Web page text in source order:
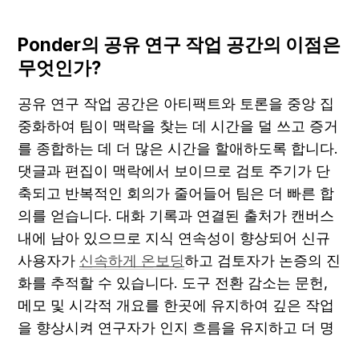
Ponder의 공유 연구 작업 공간의 이점은
무엇인가?
공유 연구 작업 공간은 아티팩트와 토론을 중앙 집
중화하여 팀이 맥락을 찾는 데 시간을 덜 쓰고 증거
를 종합하는 데 더 많은 시간을 할애하도록 합니다.
댓글과 편집이 맥락에서 보이므로 검토 주기가 단
축되고 반복적인 회의가 줄어들어 팀은 더 빠른 합
의를 얻습니다. 대화 기록과 연결된 출처가 캔버스
내에 남아 있으므로 지식 연속성이 향상되어 신규
사용자가 신속하게 온보딩하고 검토자가 논증의 진
화를 추적할 수 있습니다. 도구 전환 감소는 문헌,
메모 및 시각적 개요를 한곳에 유지하여 깊은 작업
을 향상시켜 연구자가 인지 흐름을 유지하고 더 명